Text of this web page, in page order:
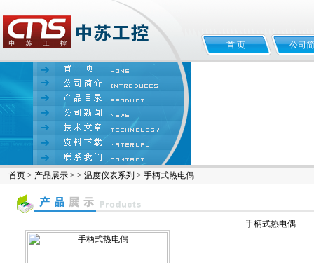
首 页 公司
首页 > 产品展示 > > 温度仪表系列 > 手柄式热电偶
手柄式热电偶